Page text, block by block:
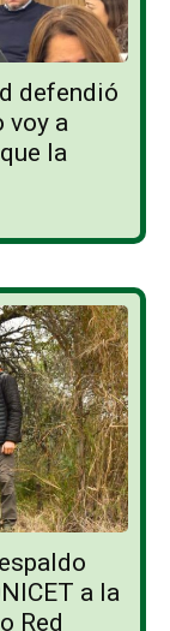
defendió
voy a
la
a la
Red